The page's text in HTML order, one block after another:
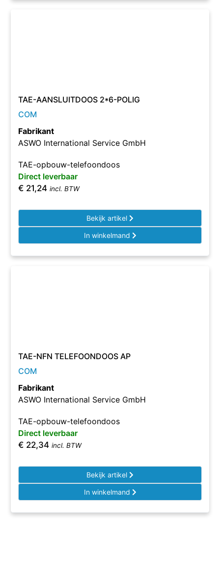
TAE-AANSLUITDOOS 2*6-POLIG
COM
Fabrikant
ASWO International Service GmbH
TAE-opbouw-telefoondoos
Direct leverbaar
€ 21,24 incl. BTW
Bekijk artikel
In winkelmand
TAE-NFN TELEFOONDOOS AP
COM
Fabrikant
ASWO International Service GmbH
TAE-opbouw-telefoondoos
Direct leverbaar
€ 22,34 incl. BTW
Bekijk artikel
In winkelmand